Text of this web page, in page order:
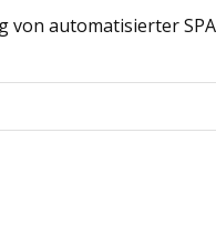
von automatisierter